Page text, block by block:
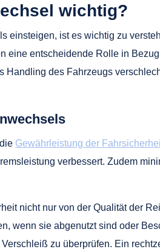
wichtig?
einsteigen, ist es wichtig zu
eine entscheidende Rolle in
Handling des Fahrzeugs
Gewährleistung der
verbessert. Zudem
nicht nur von der Qualität der
wenn sie abgenutzt sind oder
zu überprüfen. Ein